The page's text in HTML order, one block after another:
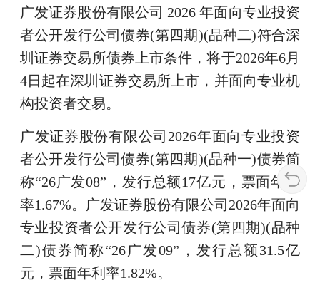
广发证券股份有限公司 2026 年面向专业投资
者公开发行公司债券(第四期)(品种二)符合深
圳证券交易所债券上市条件，将于2026年6月
4日起在深圳证券交易所上市，并面向专业机
构投资者交易。
广发证券股份有限公司2026年面向专业投资
者公开发行公司债券(第四期)(品种一)债券简
称“26广发08”，发行总额17亿元，票面年利
率1.67%。广发证券股份有限公司2026年面向
专业投资者公开发行公司债券(第四期)(品种
二)债券简称“26广发09”，发行总额31.5亿
元，票面年利率1.82%。